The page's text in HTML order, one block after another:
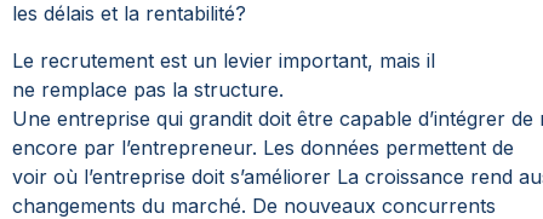
les délais et la rentabilité?
Le recrutement est un levier important, mais il
ne remplace pas la structure.
Une entreprise qui grandit doit être capable d’intégrer
encore par l’entrepreneur. Les données permettent de
voir où l’entreprise doit s’améliorer La croissance rend
changements du marché. De nouveaux concurrents